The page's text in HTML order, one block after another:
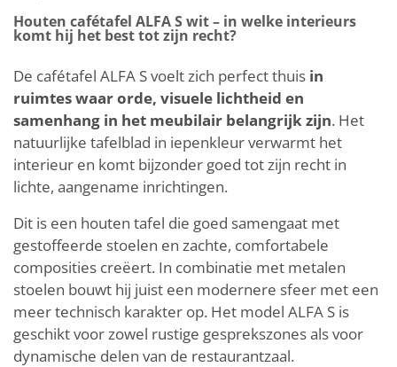
Houten cafétafel ALFA S wit – in welke interieurs
komt hij het best tot zijn recht?
De cafétafel ALFA S voelt zich perfect thuis in
ruimtes waar orde, visuele lichtheid en
samenhang in het meubilair belangrijk zijn. Het
natuurlijke tafelblad in iepenkleur verwarmt het
interieur en komt bijzonder goed tot zijn recht in
lichte, aangename inrichtingen.
Dit is een houten tafel die goed samengaat met
gestoffeerde stoelen en zachte, comfortabele
composities creëert. In combinatie met metalen
stoelen bouwt hij juist een modernere sfeer met een
meer technisch karakter op. Het model ALFA S is
geschikt voor zowel rustige gesprekszones als voor
dynamische delen van de restaurantzaal.